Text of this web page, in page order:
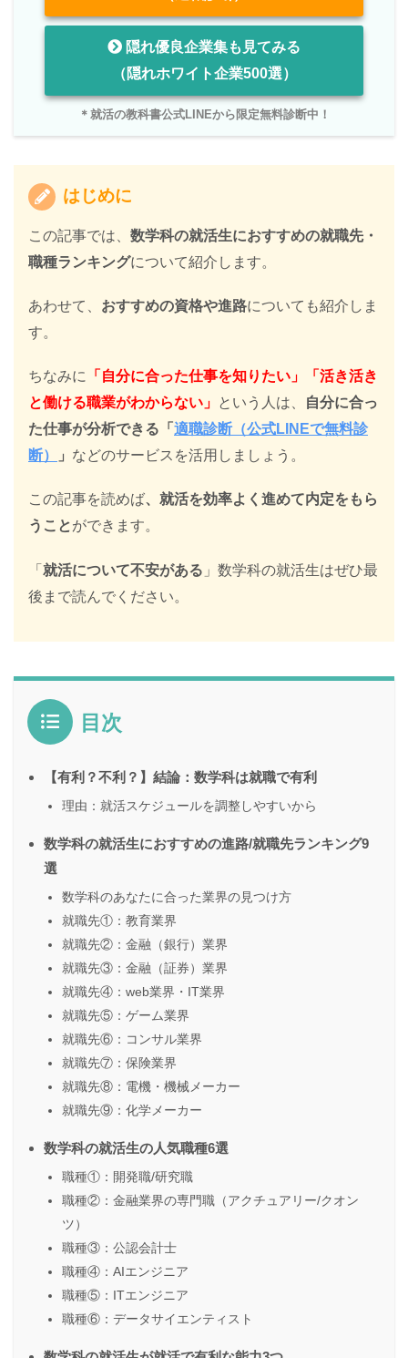
隠れ優良企業集も見てみる
（隠れホワイト企業500選）
＊就活の教科書公式LINEから限定無料診断中！
はじめに
この記事では、 数学科の就活生におすすめの就職先・
職種ランキングについて紹介します。
あわせて、 おすすめの資格や進路についても紹介しま
す。
ちなみに
「自分に合った仕事を知りたい」「活き活き
と働ける職業がわからない」 という人は、
自分に合っ
た仕事が分析できる「 適職診断（公式LINEで無料診
断）
」 などのサービスを活用しましょう。
この記事を読めば、就活を効率よく進めて内定をもら
うことができます。
「 就活について不安がある 」数学科の就活生はぜひ最
後まで読んでください。
目次
【有利？不利？】結論：数学科は就職で有利
理由：就活スケジュールを調整しやすいから
数学科の就活生におすすめの進路/就職先ランキング9
選
数学科のあなたに合った業界の見つけ方
就職先①：教育業界
就職先②：金融（銀行）業界
就職先③：金融（証券）業界
就職先④：web業界・IT業界
就職先⑤：ゲーム業界
就職先⑥：コンサル業界
就職先⑦：保険業界
就職先⑧：電機・機械メーカー
就職先⑨：化学メーカー
数学科の就活生の人気職種6選
職種①：開発職/研究職
職種②：金融業界の専門職（アクチュアリー/クオン
ツ）
職種③：公認会計士
職種④：AIエンジニア
職種⑤：ITエンジニア
職種⑥：データサイエンティスト